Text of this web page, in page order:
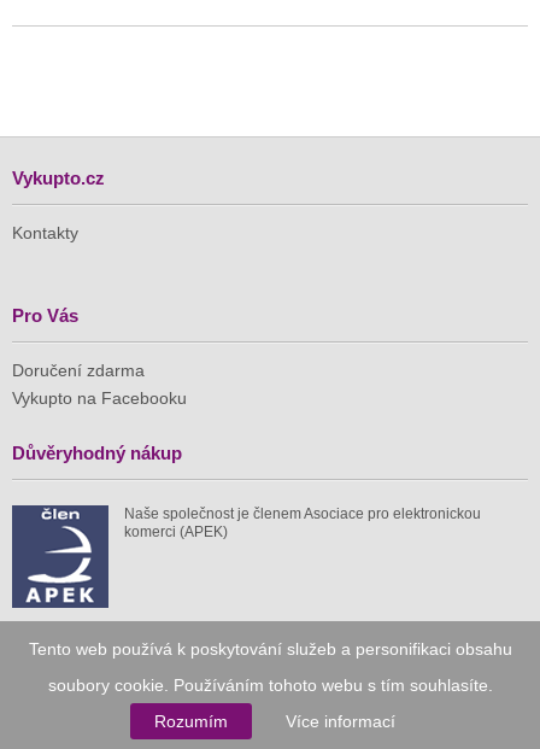
Tento web používá k poskytování služeb a personifikaci obsahu
soubory cookie. Používáním tohoto webu s tím souhlasíte.
Rozumím
Více informací
Vykupto.cz
Kontakty
Pro Vás
Doručení zdarma
Vykupto na Facebooku
Důvěryhodný nákup
Naše společnost je členem Asociace pro elektronickou
komerci (APEK)
Již od roku 2010
1 511 mil.